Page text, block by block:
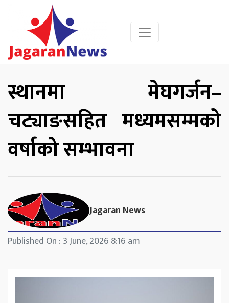
स्थानमा मेघगर्जन–
चट्याङसहित मध्यमसम्मको
वर्षाको सम्भावना
Jagaran News
Published On : 3 June, 2026 8:16 am